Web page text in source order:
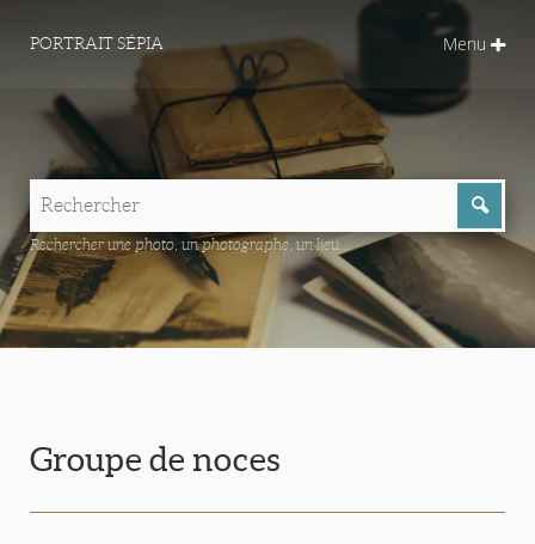
PORTRAIT SÉPIA Menu
Rechercher une photo, un photographe, un lieu...
Groupe de noces